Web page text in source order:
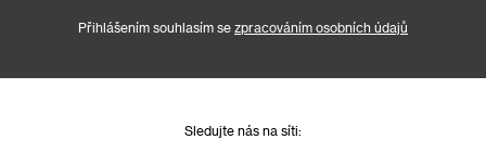
Přihlášením souhlasím se zpracováním osobních údajů
Sledujte nás na síti: